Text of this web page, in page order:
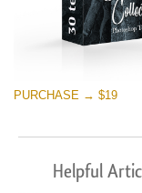
PURCHASE → $19
Helpful